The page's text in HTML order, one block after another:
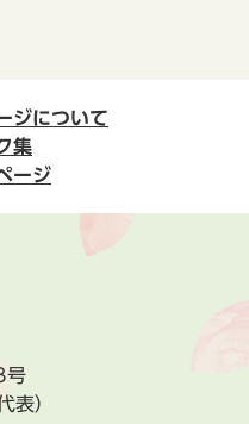
ジについて
集
ージ
号
表）